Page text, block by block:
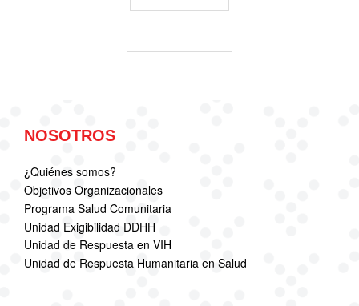
NOSOTROS
¿Quiénes somos?
Objetivos Organizacionales
Programa Salud Comunitaria
Unidad Exigibilidad DDHH
Unidad de Respuesta en VIH
Unidad de Respuesta Humanitaria en Salud